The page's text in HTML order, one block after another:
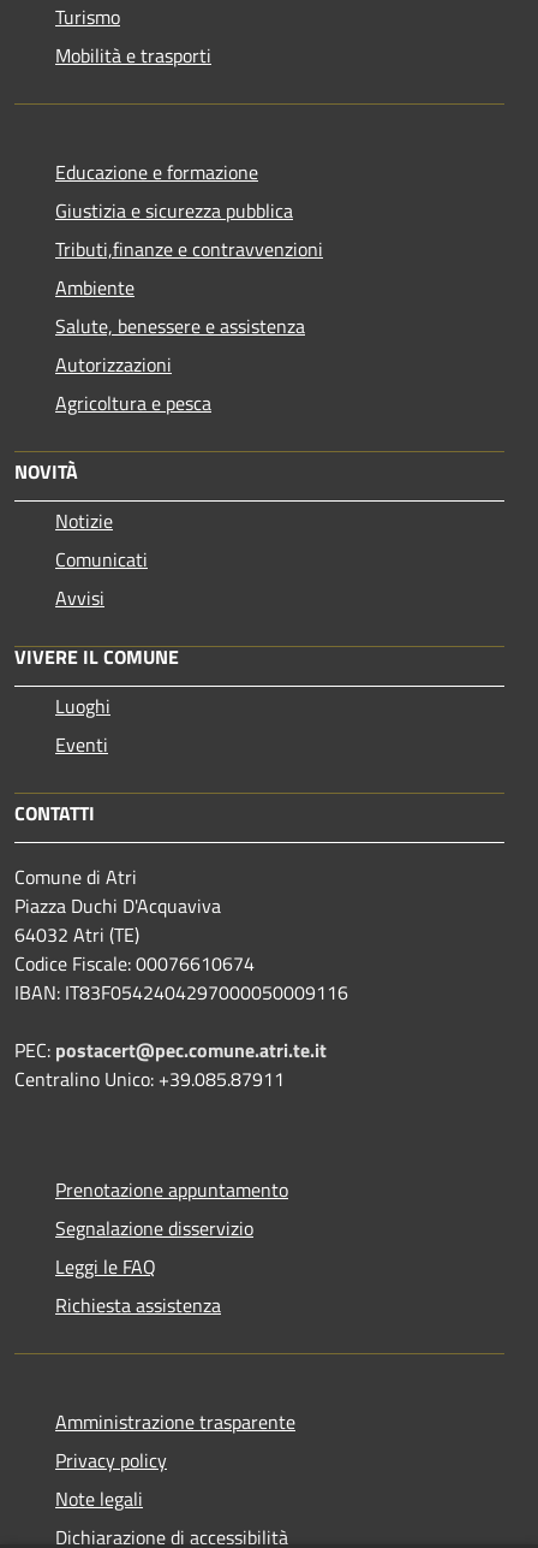
Turismo
Mobilità e trasporti
Educazione e formazione
Giustizia e sicurezza pubblica
Tributi,finanze e contravvenzioni
Ambiente
Salute, benessere e assistenza
Autorizzazioni
Agricoltura e pesca
NOVITÀ
Notizie
Comunicati
Avvisi
VIVERE IL COMUNE
Luoghi
Eventi
CONTATTI
Comune di Atri
Piazza Duchi D'Acquaviva
64032 Atri (TE)
Codice Fiscale: 00076610674
IBAN: IT83F0542404297000050009116
PEC: postacert@pec.comune.atri.te.it
Centralino Unico: +39.085.87911
Prenotazione appuntamento
Segnalazione disservizio
Leggi le FAQ
Richiesta assistenza
Amministrazione trasparente
Privacy policy
Note legali
Dichiarazione di accessibilità